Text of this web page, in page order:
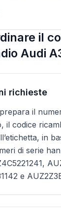
il
Audi
richieste
il
il codice
in
di serie
e